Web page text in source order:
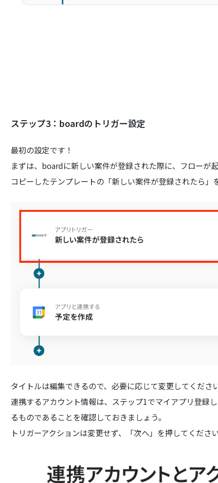
ステップ3：boardのトリガー設定
最初の設定です！
まずは、boardに新しい案件が登録された際に、フローが
コピーしたテンプレートの「新しい案件が登録されたら」
タイトルは編集できるので、必要に応じて変更してくださ
連携するアカウント情報は、ステップ1でマイアプリ登録
るものであることを確認しておきましょう。
トリガーアクションは変更せず、「次へ」を押してくださ